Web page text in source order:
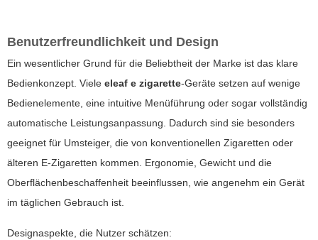
Benutzerfreundlichkeit und Design
Ein wesentlicher Grund für die Beliebtheit der Marke ist das klare
Bedienkonzept. Viele eleaf e zigarette-Geräte setzen auf wenige
Bedienelemente, eine intuitive Menüführung oder sogar vollständig
automatische Leistungsanpassung. Dadurch sind sie besonders
geeignet für Umsteiger, die von konventionellen Zigaretten oder
älteren E-Zigaretten kommen. Ergonomie, Gewicht und die
Oberflächenbeschaffenheit beeinflussen, wie angenehm ein Gerät
im täglichen Gebrauch ist.
Designaspekte, die Nutzer schätzen: